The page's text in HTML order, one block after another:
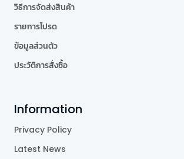
วิธีการจัดส่งสินค้า
รายการโปรด
ข้อมูลส่วนตัว
ประวัติการสั่งซื้อ
Information
Privacy Policy
Latest News